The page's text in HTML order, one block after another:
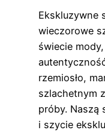
Ekskluzywne
wieczorowe
świecie
rzemiosło,
szlachetnym
próby. Naszą
i szycie